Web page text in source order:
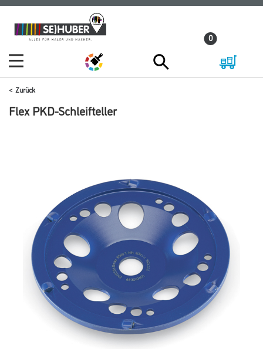
Zum
Inhalt
Zum
Navigationsmenü
0
Zurück
Flex PKD-Schleifteller